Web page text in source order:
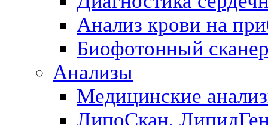
Анализ крови на
Биофотонный
Анализы
Медицинские
ЛипоСкан,